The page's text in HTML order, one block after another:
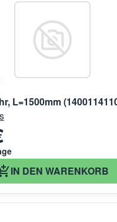
L=1500mm
IN DEN WARENKORB